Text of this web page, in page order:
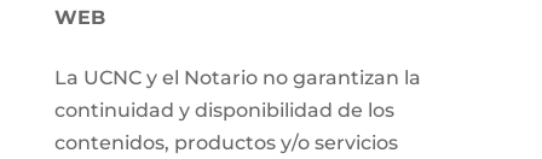
WEB
La UCNC y el Notario no garantizan la
continuidad y disponibilidad de los
contenidos, productos y/o servicios